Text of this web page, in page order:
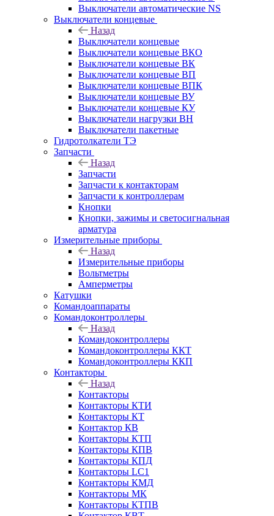
Выключатели автоматические NS
Выключатели концевые
Назад
Выключатели концевые
Выключатели концевые ВКО
Выключатели концевые ВК
Выключатели концевые ВП
Выключатели концевые ВПК
Выключатели концевые ВУ
Выключатели концевые КУ
Выключатели нагрузки ВН
Выключатели пакетные
Гидротолкатели ТЭ
Запчасти
Назад
Запчасти
Запчасти к контакторам
Запчасти к контроллерам
Кнопки
Кнопки, зажимы и светосигнальная
арматура
Измерительные приборы
Назад
Измерительные приборы
Вольтметры
Амперметры
Катушки
Командоаппараты
Командоконтроллеры
Назад
Командоконтроллеры
Командоконтроллеры ККТ
Командоконтроллеры ККП
Контакторы
Назад
Контакторы
Контакторы КТИ
Контакторы КТ
Контактор КВ
Контакторы КТП
Контакторы КПВ
Контакторы КПД
Контакторы LC1
Контакторы КМД
Контакторы МК
Контакторы КТПВ